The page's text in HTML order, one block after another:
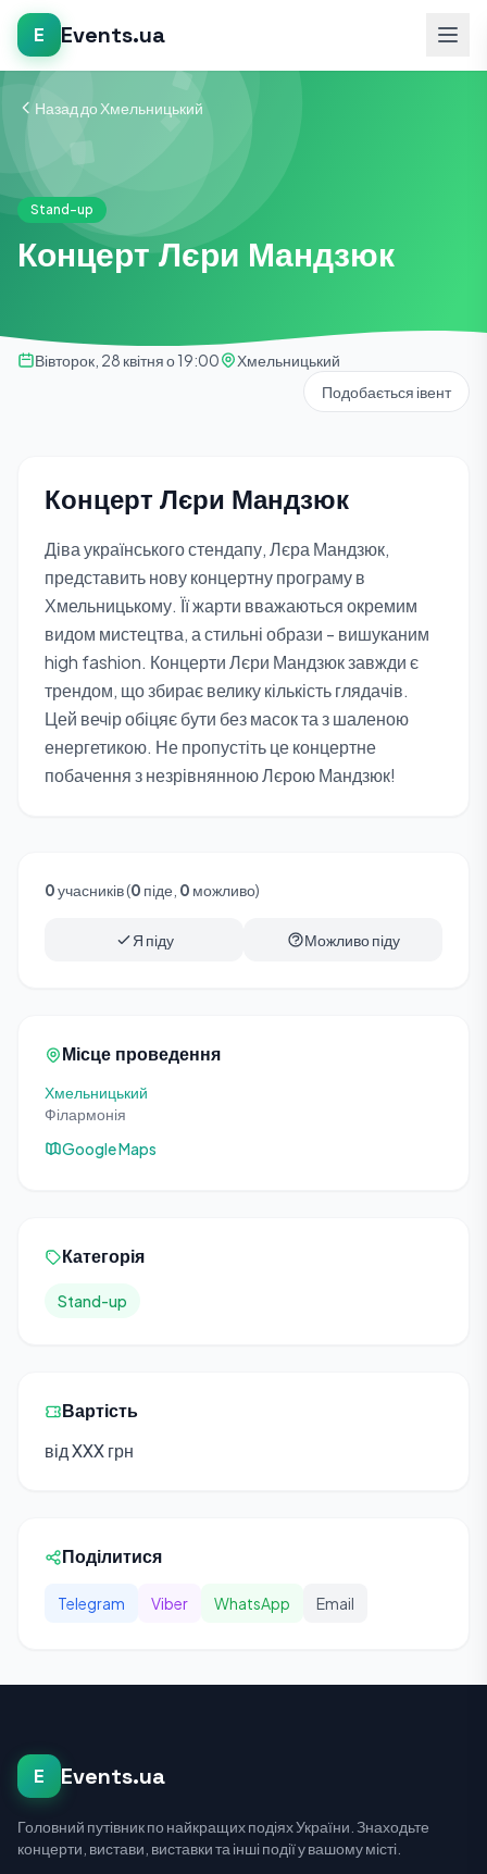
E Events.ua
Назад до Хмельницький
Stand-up
Концерт Лєри Мандзюк
Вівторок, 28 квітня о 19:00
Хмельницький
Подобається івент
Концерт Лєри Мандзюк
Діва українського стендапу, Лєра Мандзюк,
представить нову концертну програму в
Хмельницькому. Її жарти вважаються окремим
видом мистецтва, а стильні образи - вишуканим
high fashion. Концерти Лєри Мандзюк завжди є
трендом, що збирає велику кількість глядачів.
Цей вечір обіцяє бути без масок та з шаленою
енергетикою. Не пропустіть це концертне
побачення з незрівнянною Лєрою Мандзюк!
0учасників (0 піде, 0 можливо)
Я піду Можливо піду
Місце проведення
Хмельницький
Філармонія
Google Maps
Категорія
Stand-up
Вартість
від XXX грн
Поділитися
Telegram Viber WhatsApp Email
E Events.ua
Головний путівник по найкращих подіях України. Знаходьте
концерти, вистави, виставки та інші події у вашому місті.